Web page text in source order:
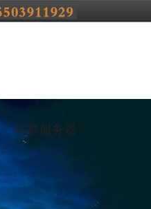
站群服务器